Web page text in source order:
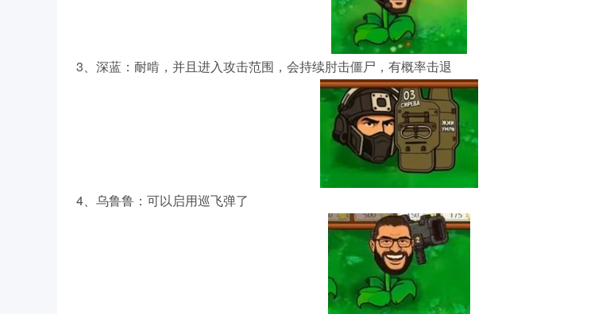
3、深蓝：耐啃，并且进入攻击范围，会持续肘击僵尸，有概率击退
4、乌鲁鲁：可以启用巡飞弹了